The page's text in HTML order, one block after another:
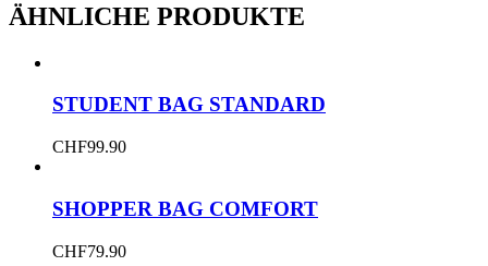
ÄHNLICHE PRODUKTE
STUDENT BAG STANDARD
CHF99.90
SHOPPER BAG COMFORT
CHF79.90